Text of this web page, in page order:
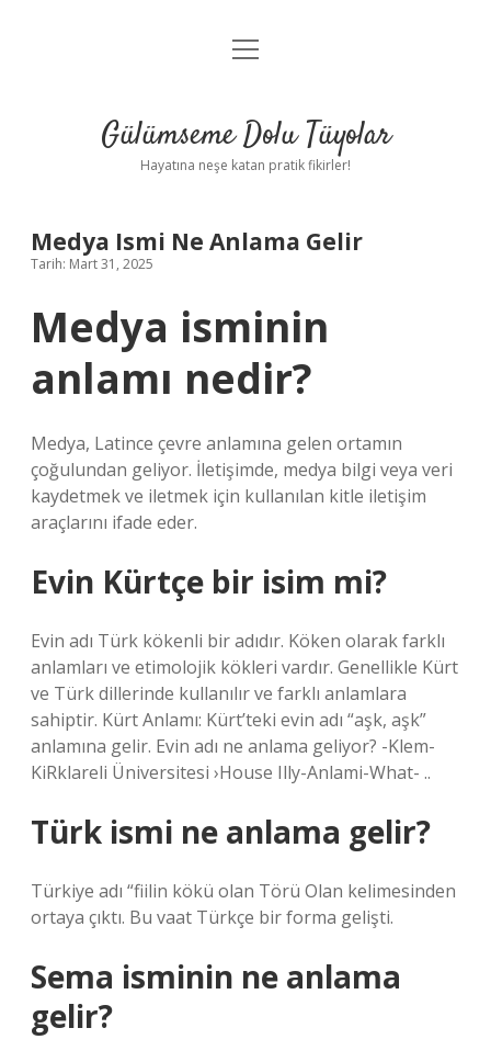
Anasayfa
Yasal Uyarı
menüyü
Gülümseme Dolu Tüyolar
Hayatına neşe katan pratik fikirler!
Medya Ismi Ne Anlama Gelir
Tarih: Mart 31, 2025
Medya isminin
anlamı nedir?
Medya, Latince çevre anlamına gelen ortamın
çoğulundan geliyor. İletişimde, medya bilgi veya veri
kaydetmek ve iletmek için kullanılan kitle iletişim
araçlarını ifade eder.
Evin Kürtçe bir isim mi?
Evin adı Türk kökenli bir adıdır. Köken olarak farklı
anlamları ve etimolojik kökleri vardır. Genellikle Kürt
ve Türk dillerinde kullanılır ve farklı anlamlara
sahiptir. Kürt Anlamı: Kürt’teki evin adı “aşk, aşk”
anlamına gelir. Evin adı ne anlama geliyor? -Klem-
KiRklareli Üniversitesi ›House Illy-Anlami-What- ..
Türk ismi ne anlama gelir?
Türkiye adı “fiilin kökü olan Törü Olan kelimesinden
ortaya çıktı. Bu vaat Türkçe bir forma gelişti.
Sema isminin ne anlama
gelir?